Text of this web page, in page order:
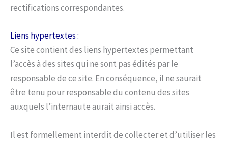
rectifications correspondantes.
Liens hypertextes :
Ce site contient des liens hypertextes permettant
l’accès à des sites qui ne sont pas édités par le
responsable de ce site. En conséquence, il ne saurait
être tenu pour responsable du contenu des sites
auxquels l’internaute aurait ainsi accès.
Il est formellement interdit de collecter et d’utiliser les